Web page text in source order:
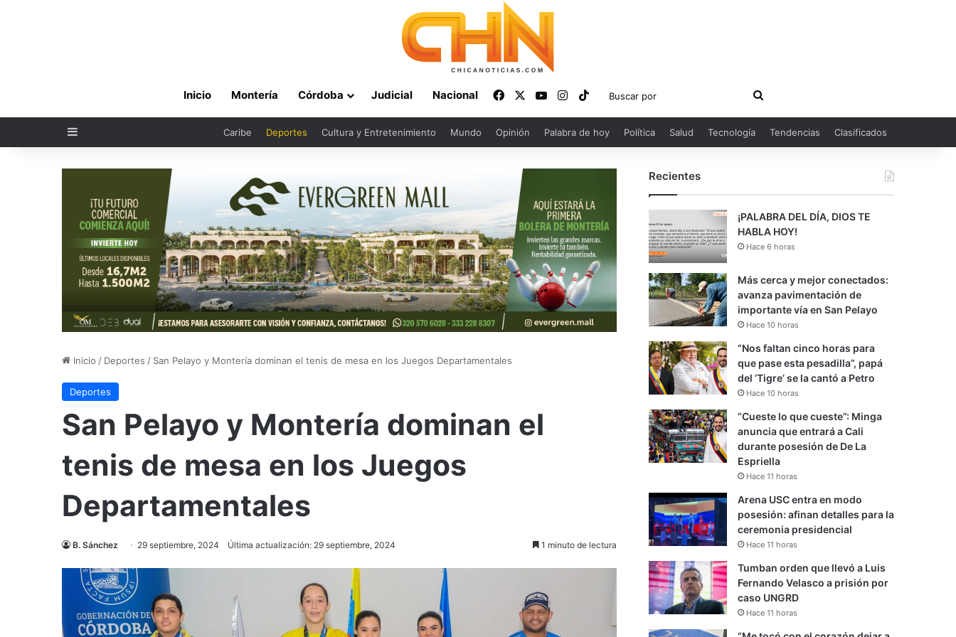
Inicio Montería Córdoba Judicial Nacional FacebookYouTubeInstagram
TikTok
Buscar
por
Sidebar Caribe Deportes Cultura y Entretenimiento Mundo Opinión Palabra de hoy Política Salud Tecnología Tendencias Clasificados
Inicio / Deportes / San Pelayo y Montería dominan el tenis de mesa en los Juegos Departamentales
Deportes
San Pelayo y Montería dominan el
tenis de mesa en los Juegos
Departamentales
B. Sánchez 29 septiembre, 2024 Última actualización: 29 septiembre, 2024 1 minuto de lectura
Recientes
¡PALABRA DEL DÍA, DIOS TE
HABLA HOY!
Hace 6 horas
Más cerca y mejor conectados:
avanza pavimentación de
importante vía en San Pelayo
Hace 10 horas
“Nos faltan cinco horas para
que pase esta pesadilla”, papá
del ‘Tigre’ se la cantó a Petro
Hace 10 horas
“Cueste lo que cueste”: Minga
anuncia que entrará a Cali
durante posesión de De La
Espriella
Hace 11 horas
Arena USC entra en modo
posesión: afinan detalles para la
ceremonia presidencial
Hace 11 horas
Tumban orden que llevó a Luis
Fernando Velasco a prisión por
caso UNGRD
Hace 11 horas